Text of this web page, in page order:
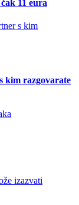
11 eura
kim razgovarate